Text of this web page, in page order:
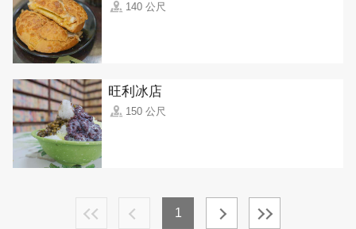
140 公尺
旺利冰店
150 公尺
1